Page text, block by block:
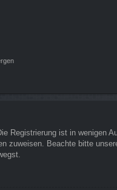
Registrierung ist in wenigen
zuweisen. Beachte bitte